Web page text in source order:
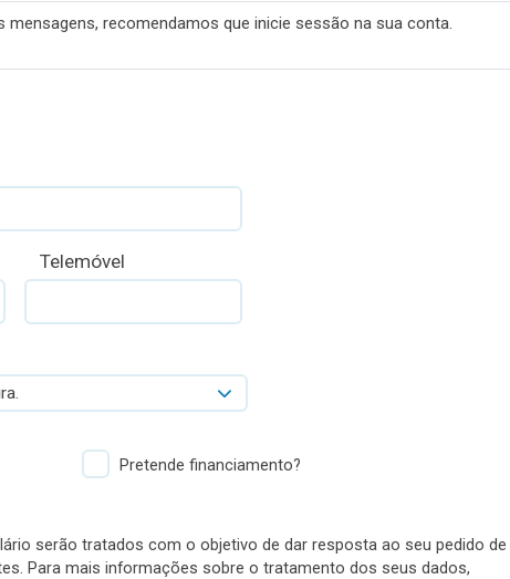
recomendamos que inicie sessão na sua conta.
Telemóvel
Pretende financiamento?
serão tratados com o objetivo de dar resposta ao seu pedido de
Para mais informações sobre o tratamento dos seus dados,